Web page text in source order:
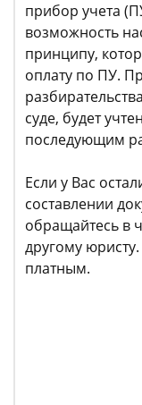
прибор учета
возможность
принципу,
оплату по ПУ.
суде, будет
последующим
Если у Вас
составлении
обращайтесь в
другому юристу.
платным.